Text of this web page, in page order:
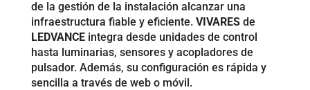
de la gestión de la instalación alcanzar una
infraestructura fiable y eficiente. VIVARESde
LEDVANCEintegra desde unidades de control
hasta luminarias, sensores y acopladores de
pulsador. Además, su configuración es rápida y
sencilla a través de web o móvil.